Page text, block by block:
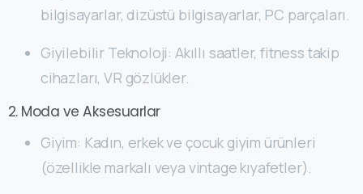
bilgisayarlar, dizüstü bilgisayarlar, PC parçaları.
Giyilebilir Teknoloji: Akıllı saatler, fitness takip
cihazları, VR gözlükler.
2. Moda ve Aksesuarlar
Giyim: Kadın, erkek ve çocuk giyim ürünleri
(özellikle markalı veya vintage kıyafetler).